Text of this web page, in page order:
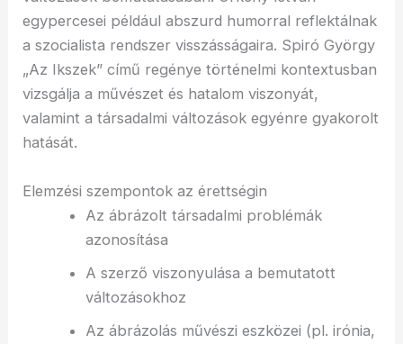
egypercesei például abszurd humorral reflektálnak
a szocialista rendszer visszásságaira. Spiró György
„Az Ikszek” című regénye történelmi kontextusban
vizsgálja a művészet és hatalom viszonyát,
valamint a társadalmi változások egyénre gyakorolt
hatását.
Elemzési szempontok az érettségin
Az ábrázolt társadalmi problémák
azonosítása
A szerző viszonyulása a bemutatott
változásokhoz
Az ábrázolás művészi eszközei (pl. irónia,